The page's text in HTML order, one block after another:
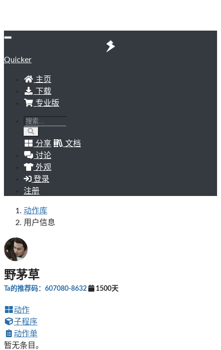
Quicker
主页
下载
专业版
分享
文档
讨论
外观
登录
注册
动作库
用户信息
野茅草
Ta的推荐码：607080-8632 1500天
动作
子程序
动作单
暂无条目。